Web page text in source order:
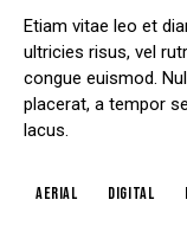
Etiam vitae leo et
ultricies risus, vel
congue euismod.
placerat, a tempor
lacus.
aerial digital